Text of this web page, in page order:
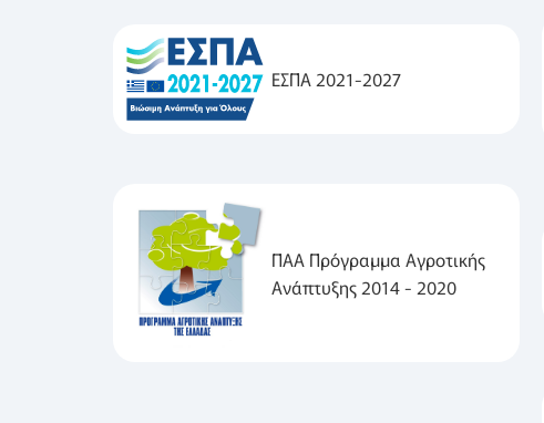
ΕΣΠΑ 2021-2027
ΠΑΑ Πρόγραμμα Αγροτικής
Ανάπτυξης 2014 - 2020